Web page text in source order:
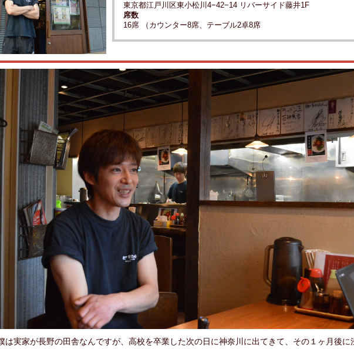
東京都江戸川区東小松川4−42−14 リバーサイド藤井1F
席数
16席 （カウンター8席、テーブル2卓8席
実家が長野の田舎なんですが、高校を卒業した次の日に神奈川に出てきて、その１ヶ月後に